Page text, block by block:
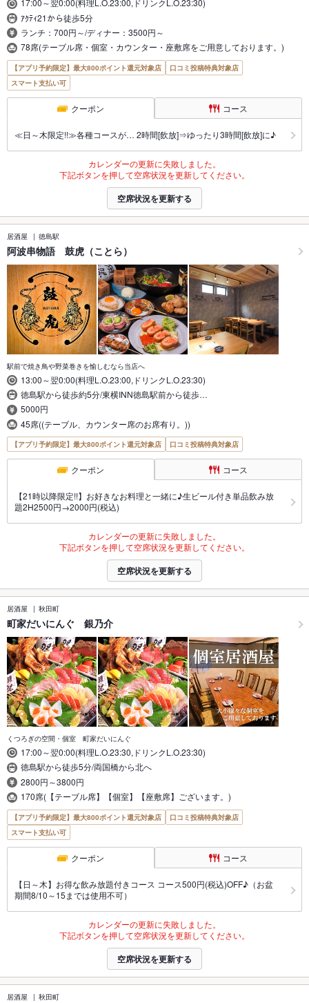
17:00～翌0:00(料理L.O.23:00,ドリンクL.O.23:30)
ｱｸﾃｨ21から徒歩5分
ランチ：700円～/ディナー：3500円～
78席(テーブル席・個室・カウンター・座敷席をご用意しております。)
【アプリ予約限定】最大800ポイント還元対象店
口コミ投稿特典対象店
スマート支払い可
クーポン コース
≪日～木限定!!≫各種コースが… 2時間[飲放]⇒ゆったり3時間[飲放]に♪
カレンダーの更新に失敗しました。
下記ボタンを押して空席状況を更新してください。
空席状況を更新する
居酒屋 徳島駅
阿波串物語 鼓虎（ことら）
駅前で焼き鳥や野菜巻きを愉しむなら当店へ
13:00～翌0:00(料理L.O.23:00,ドリンクL.O.23:30)
徳島駅から徒歩約5分/東横INN徳島駅前から徒歩…
5000円
45席((テーブル、カウンター席のお席有り。))
【アプリ予約限定】最大800ポイント還元対象店 口コミ投稿特典対象店
クーポン コース
【21時以降限定!!】お好きなお料理と一緒に♪生ビール付き単品飲み放
題2H2500円→2000円(税込)
カレンダーの更新に失敗しました。
下記ボタンを押して空席状況を更新してください。
空席状況を更新する
居酒屋 秋田町
町家だいにんぐ 銀乃介
くつろぎの空間・個室 町家だいにんぐ
17:00～翌0:00(料理L.O.23:30,ドリンクL.O.23:30)
徳島駅から徒歩5分/両国橋から北へ
2800円～3800円
170席(【テーブル席】【個室】【座敷席】ございます。)
【アプリ予約限定】最大800ポイント還元対象店
口コミ投稿特典対象店
スマート支払い可
クーポン コース
【日～木】お得な飲み放題付きコース コース500円(税込)OFF♪（お盆
期間8/10～15までは使用不可）
カレンダーの更新に失敗しました。
下記ボタンを押して空席状況を更新してください。
空席状況を更新する
居酒屋 秋田町